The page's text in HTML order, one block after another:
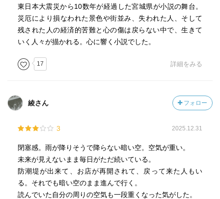
東日本大震災から10数年が経過した宮城県が小説の舞台。
災厄により損なわれた景色や街並み、失われた人、そして
残された人の経済的苦難と心の傷は戻らない中で、生きて
いく人々が描かれる。心に響く小説でした。
17 詳細をみる
綾さん フォロー
3 2025.12.31
閉塞感。雨が降りそうで降らない暗い空。空気が重い。
未来が見えないまま毎日がただ続いている。
防潮堤が出来て、お店が再開されて、戻って来た人もい
る。それでも暗い空のまま進んで行く。
読んでいた自分の周りの空気も一段重くなった気がした。